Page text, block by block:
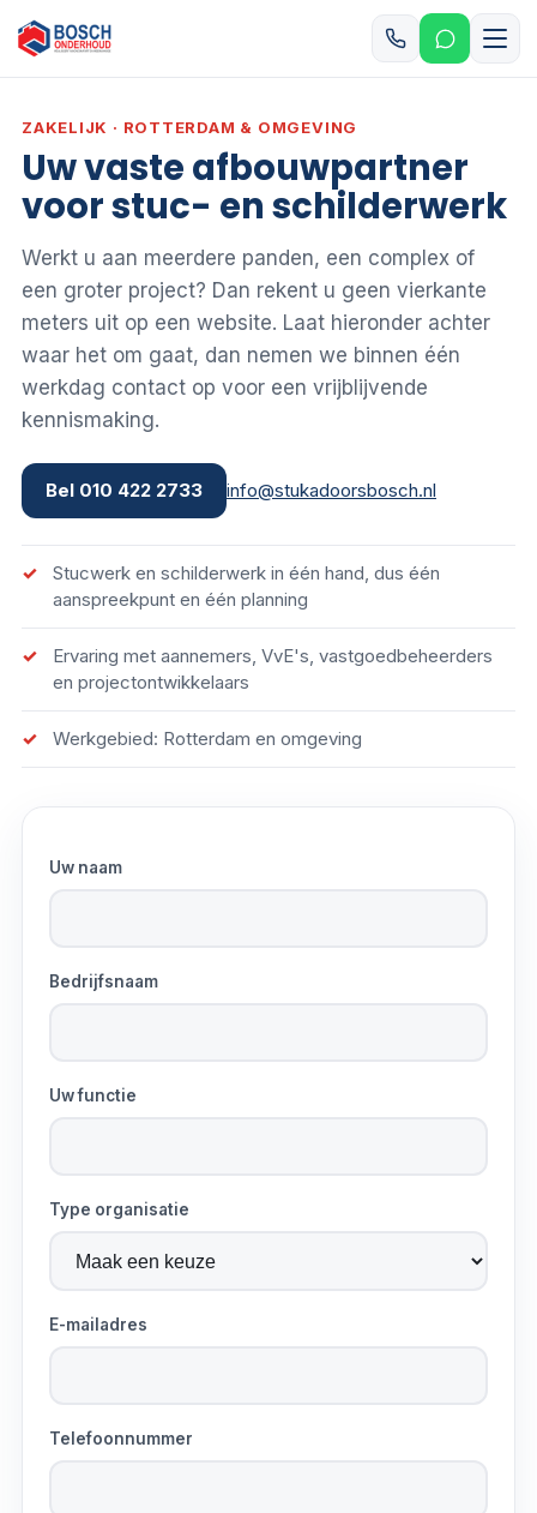
ZAKELIJK · ROTTERDAM & OMGEVING
Uw vaste afbouwpartner
voor stuc- en schilderwerk
Werkt u aan meerdere panden, een complex of
een groter project? Dan rekent u geen vierkante
meters uit op een website. Laat hieronder achter
waar het om gaat, dan nemen we binnen één
werkdag contact op voor een vrijblijvende
kennismaking.
Bel 010 422 2733 info@stukadoorsbosch.nl
Stucwerk en schilderwerk in één hand, dus één
aanspreekpunt en één planning
Ervaring met aannemers, VvE's, vastgoedbeheerders
en projectontwikkelaars
Werkgebied: Rotterdam en omgeving
Uw naam
Bedrijfsnaam
Uw functie
Type organisatie
E-mailadres
Telefoonnummer